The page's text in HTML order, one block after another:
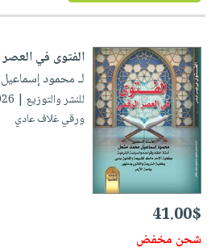
الفتوى في العصر
لـ محمود
للنشر والتوزيع | 29/07/2026
ورقي غلاف عادي
41.00$
شحن مخفض